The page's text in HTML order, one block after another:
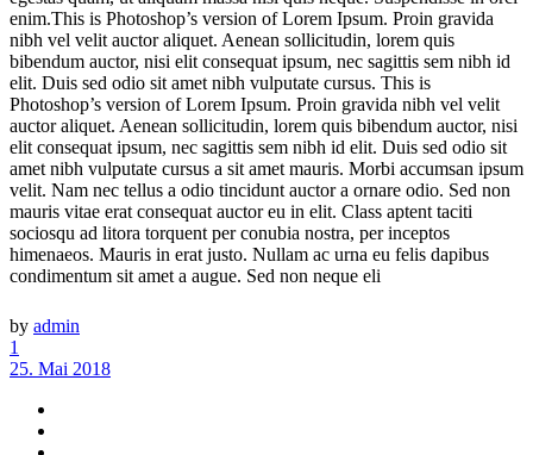
enim.This is Photoshop’s version of Lorem Ipsum. Proin gravida
nibh vel velit auctor aliquet. Aenean sollicitudin, lorem quis
bibendum auctor, nisi elit consequat ipsum, nec sagittis sem nibh id
elit. Duis sed odio sit amet nibh vulputate cursus. This is
Photoshop’s version of Lorem Ipsum. Proin gravida nibh vel velit
auctor aliquet. Aenean sollicitudin, lorem quis bibendum auctor, nisi
elit consequat ipsum, nec sagittis sem nibh id elit. Duis sed odio sit
amet nibh vulputate cursus a sit amet mauris. Morbi accumsan ipsum
velit. Nam nec tellus a odio tincidunt auctor a ornare odio. Sed non
mauris vitae erat consequat auctor eu in elit. Class aptent taciti
sociosqu ad litora torquent per conubia nostra, per inceptos
himenaeos. Mauris in erat justo. Nullam ac urna eu felis dapibus
condimentum sit amet a augue. Sed non neque eli
by admin
1
25. Mai 2018